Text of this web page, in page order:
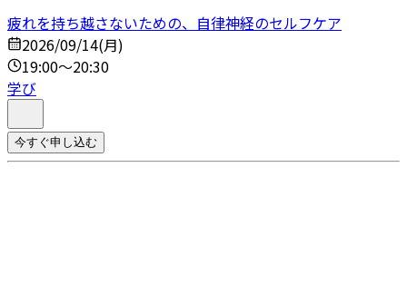
疲れを持ち越さないための、自律神経のセルフケア
2026/09/14(月)
19:00～20:30
学び
今すぐ申し込む